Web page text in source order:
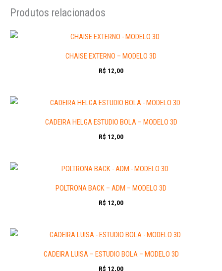
Produtos relacionados
CHAISE EXTERNO – MODELO 3D
R$ 12,00
CADEIRA HELGA ESTUDIO BOLA – MODELO 3D
R$ 12,00
POLTRONA BACK – ADM – MODELO 3D
R$ 12,00
CADEIRA LUISA – ESTUDIO BOLA – MODELO 3D
R$ 12,00